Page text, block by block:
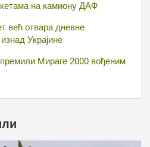
на камиону ДАФ
већ отвара дневне
Украјине
Мираге 2000 вођеним